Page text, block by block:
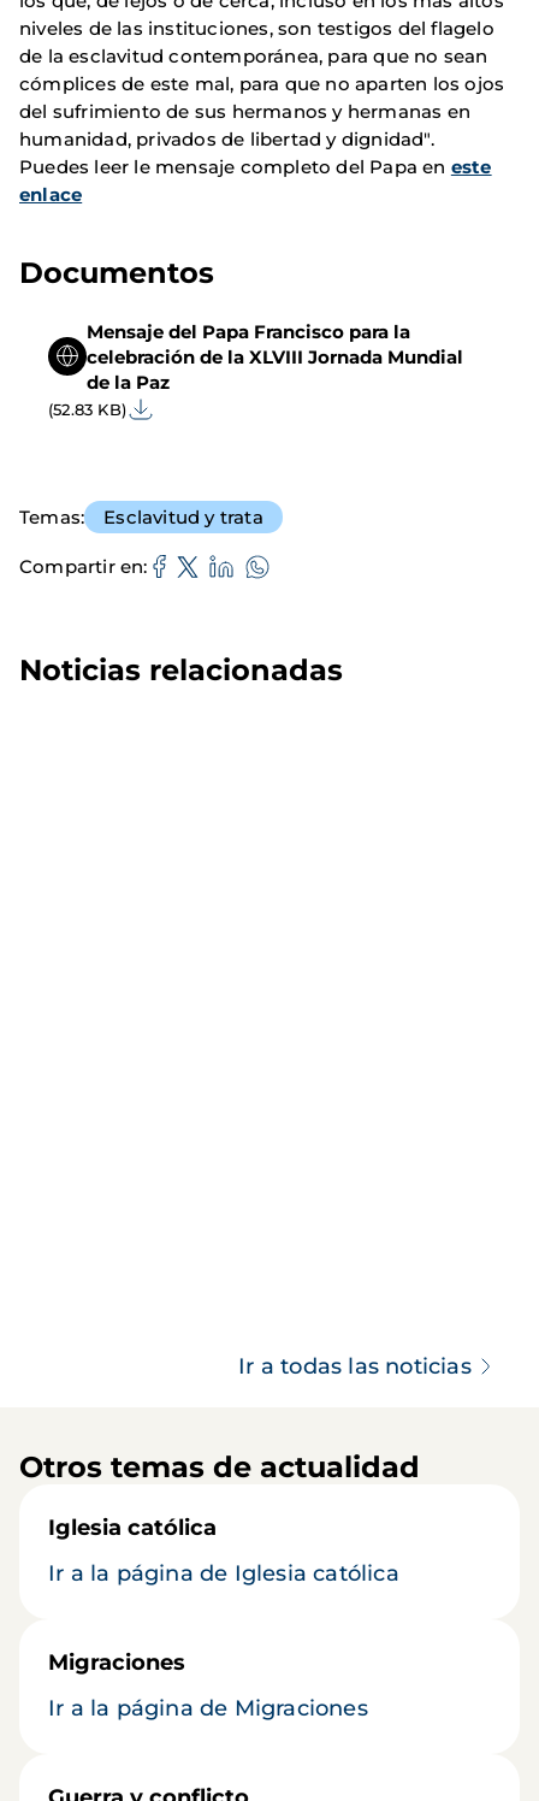
niveles de las instituciones, son testigos del flagelo
de la esclavitud contemporánea, para que no sean
cómplices de este mal, para que no aparten los ojos
del sufrimiento de sus hermanos y hermanas en
humanidad, privados de libertad y dignidad".
Puedes leer le mensaje completo del Papa en este
enlace
Documentos
Mensaje del Papa Francisco para la
celebración de la XLVIII Jornada Mundial
de la Paz
(52.83 KB)
Temas Esclavitud y trata
Compartir en
Noticias relacionadas
Ir a todas las noticias
Otros temas de actualidad
Iglesia católica
Ir a la página de Iglesia católica
Migraciones
Ir a la página de Migraciones